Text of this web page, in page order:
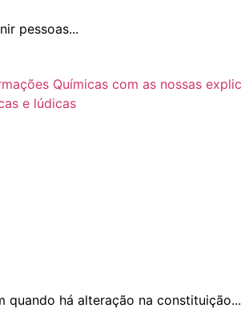
pessoas...
quando há alteração na constituição...